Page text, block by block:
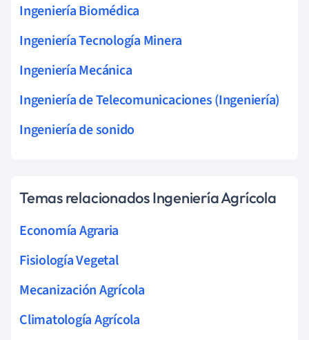
Ingeniería Biomédica
Ingeniería Tecnología Minera
Ingeniería Mecánica
Ingeniería de Telecomunicaciones (Ingeniería)
Ingeniería de sonido
Temas relacionados Ingeniería Agrícola
Economía Agraria
Fisiología Vegetal
Mecanización Agrícola
Climatología Agrícola